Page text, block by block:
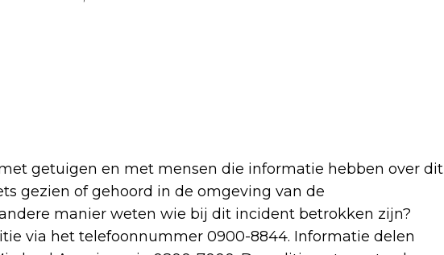
getuigen en met mensen die informatie hebben over dit
gezien of gehoord in de omgeving van de
manier weten wie bij dit incident betrokken zijn?
via het telefoonnummer 0900-8844. Informatie delen